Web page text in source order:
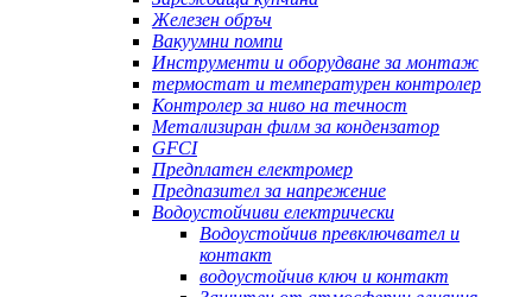
Железен обръч
Вакуумни помпи
Инструменти и оборудване за монтаж
термостат и температурен контролер
Контролер за ниво на течност
Метализиран филм за кондензатор
GFCI
Предплатен електромер
Предпазител за напрежение
Водоустойчиви електрически
Водоустойчив превключвател и
контакт
водоустойчив ключ и контакт